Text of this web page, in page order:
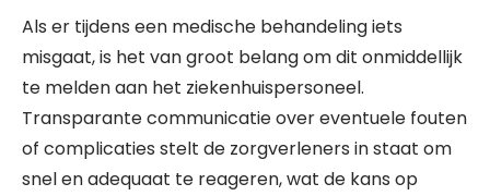
Als er tijdens een medische behandeling iets
misgaat, is het van groot belang om dit onmiddellijk
te melden aan het ziekenhuispersoneel.
Transparante communicatie over eventuele fouten
of complicaties stelt de zorgverleners in staat om
snel en adequaat te reageren, wat de kans op